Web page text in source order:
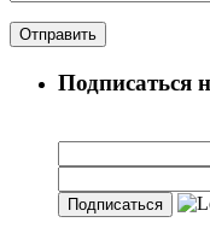
Подписаться